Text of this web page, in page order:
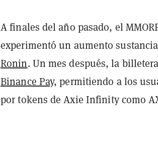
A finales del año pasado, el
experimentó un aumento
Ronin. Un mes después, la
Binance Pay, permitiendo a los
por tokens de Axie Infinity como